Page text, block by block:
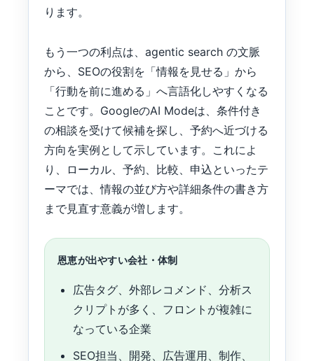
ります。
もう一つの利点は、agentic search の文脈
から、SEOの役割を「情報を見せる」から
「行動を前に進める」へ言語化しやすくなる
ことです。GoogleのAI Modeは、条件付き
の相談を受けて候補を探し、予約へ近づける
方向を実例として示しています。これによ
り、ローカル、予約、比較、申込といったテ
ーマでは、情報の並び方や詳細条件の書き方
まで見直す意義が増します。
恩恵が出やすい会社・体制
広告タグ、外部レコメンド、分析ス
クリプトが多く、フロントが複雑に
なっている企業
SEO担当、開発、広告運用、制作、